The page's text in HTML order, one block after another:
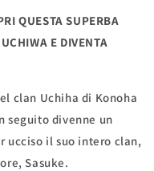
QUESTA SUPERBA
E DIVENTA
clan Uchiha di Konoha
seguito divenne un
ucciso il suo intero clan,
Sasuke.